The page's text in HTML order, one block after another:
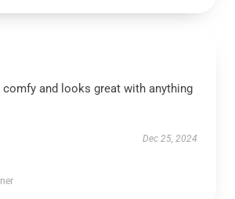
and looks great with anything
Dec 25, 2024